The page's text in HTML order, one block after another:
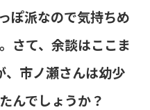
ぽ派なので気持ちめ
さて、余談はここま
、市ノ瀬さんは幼少
んでしょうか？